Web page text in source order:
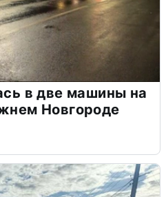
в две машины на
Новгороде